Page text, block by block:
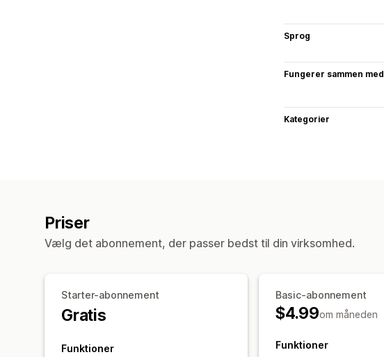
Sprog
Fungerer sammen med
Kategorier
Priser
Vælg det abonnement, der passer bedst til din virksomhed.
Starter-abonnement
Gratis
Funktioner
Basic-abonnement
$4.99om måneden
Funktioner